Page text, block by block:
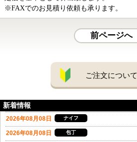
※FAXでのお見積り依頼も承ります。
前ページへ
ご注文について
新着情報